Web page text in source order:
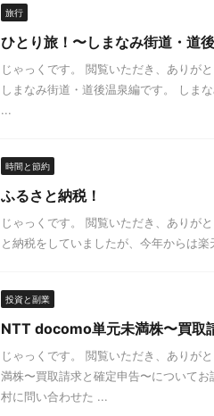
旅行
ひとり旅！〜しまなみ街道・道
じゃっくです。 閲覧いただき、ありが
しまなみ街道・道後温泉編です。 しま
...
時間と節約
ふるさと納税！
じゃっくです。 閲覧いただき、あり
と納税をしていましたが、今年からは
投資と副業
NTT docomo単元未満株〜買取
じゃっくです。 閲覧いただき、あり
満株〜買取請求と確定申告〜について
村に問い合わせた ...